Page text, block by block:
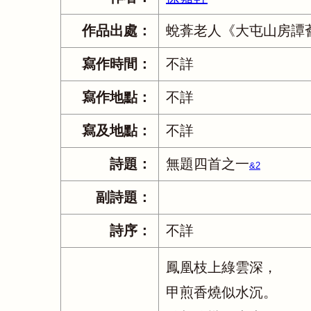
作品出處： 蛻葊老人《大屯山房譚
寫作時間： 不詳
寫作地點： 不詳
寫及地點： 不詳
詩題： 無題四首之一&2
副詩題：
詩序： 不詳
鳳凰枝上綠雲深，
甲煎香燒似水沉。